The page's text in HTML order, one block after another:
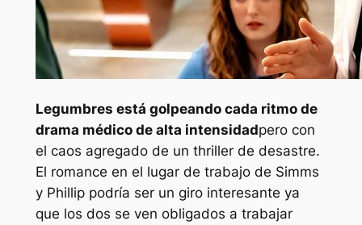
Legumbres está golpeando cada ritmo de
drama médico de alta intensidadpero con
el caos agregado de un thriller de desastre.
El romance en el lugar de trabajo de Simms
y Phillip podría ser un giro interesante ya
que los dos se ven obligados a trabajar